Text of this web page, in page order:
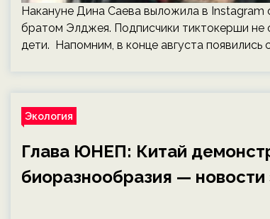
Накануне Дина Саева выложила в
братом Элджея. Подписчики тиктокерши не
дети. Напомним, в конце августа появились
Экология
Глава ЮНЕП: Китай
биоразнообразия — новости